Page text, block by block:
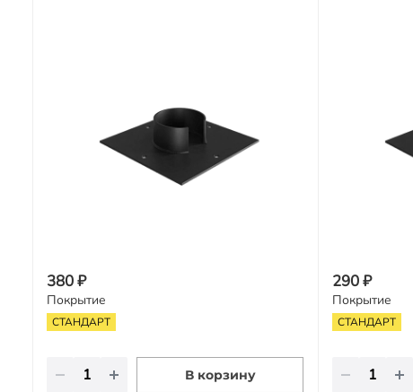
380 ₽
Покрытие
СТАНДАРТ
В корзину
290 ₽
Покрытие
СТАНДАРТ